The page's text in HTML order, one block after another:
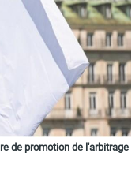
de promotion de l'arbitrage